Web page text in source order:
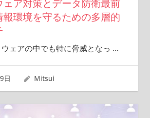
ェア対策とデータ防衛最前
報環境を守るための多層的
ェアの中でも特に脅威となっ …
日 Mitsui